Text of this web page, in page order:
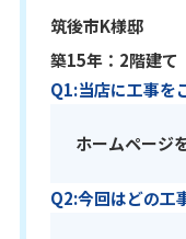
筑後市K様邸
築15年：2階建て
Q1:当店に工事を
ホームページ
Q2:今回はどの工